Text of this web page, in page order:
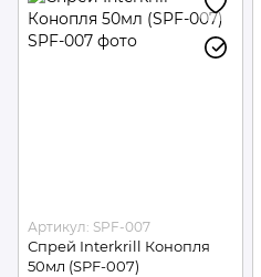
Артикул: SPF-007
Спрей Interkrill Конопля
50мл (SPF-007)